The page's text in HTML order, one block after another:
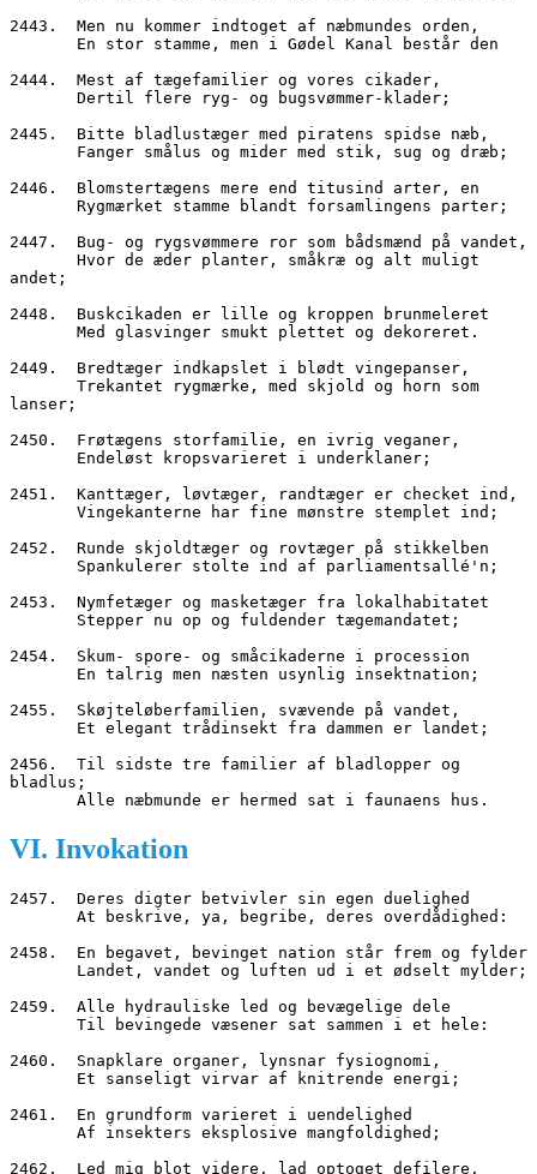
2443.  Men nu kommer indtoget af næbmundes orden,
       En stor stamme, men i Gødel Kanal består den
2444.  Mest af tægefamilier og vores cikader,
       Dertil flere ryg- og bugsvømmer-klader;
2445.  Bitte bladlustæger med piratens spidse næb,
       Fanger smålus og mider med stik, sug og dræb;
2446.  Blomstertægens mere end titusind arter, en
       Rygmærket stamme blandt forsamlingens parter;
2447.  Bug- og rygsvømmere ror som bådsmænd på vandet,
andet;
2448.  Buskcikaden er lille og kroppen brunmeleret
       Med glasvinger smukt plettet og dekoreret.
2449.  Bredtæger indkapslet i blødt vingepanser,
lanser;
2450.  Frøtægens storfamilie, en ivrig veganer,
       Endeløst kropsvarieret i underklaner;
2451.  Kanttæger, løvtæger, randtæger er checket ind,
       Vingekanterne har fine mønstre stemplet ind;
2452.  Runde skjoldtæger og rovtæger på stikkelben
       Spankulerer stolte ind af parliamentsallé'n;
2453.  Nymfetæger og masketæger fra lokalhabitatet
       Stepper nu op og fuldender tægemandatet;
2454.  Skum- spore- og småcikaderne i procession
       En talrig men næsten usynlig insektnation;
2455.  Skøjteløberfamilien, svævende på vandet,
       Et elegant trådinsekt fra dammen er landet;
2456.  Til sidste tre familier af bladlopper og
bladlus;
       Alle næbmunde er hermed sat i faunaens hus.
VI. Invokation
2457.  Deres digter betvivler sin egen duelighed
       At beskrive, ya, begribe, deres overdådighed:
2458.  En begavet, bevinget nation står frem og fylder
       Landet, vandet og luften ud i et ødselt mylder;
2459.  Alle hydrauliske led og bevægelige dele
       Til bevingede væsener sat sammen i et hele:
2460.  Snapklare organer, lynsnar fysiognomi,
       Et sanseligt virvar af knitrende energi;
2461.  En grundform varieret i uendelighed
       Af insekters eksplosive mangfoldighed;
2462.  Led mig blot videre, lad optoget defilere,